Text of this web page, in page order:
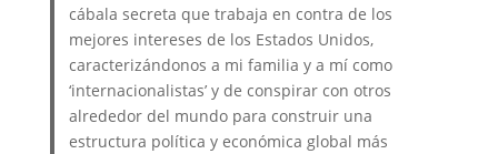
cábala secreta que trabaja en contra de los
mejores intereses de los Estados Unidos,
caracterizándonos a mi familia y a mí como
‘internacionalistas’ y de conspirar con otros
alrededor del mundo para construir una
estructura política y económica global más